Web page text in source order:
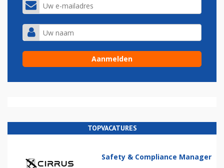
TOPVACATURES
Safety & Compliance Manager